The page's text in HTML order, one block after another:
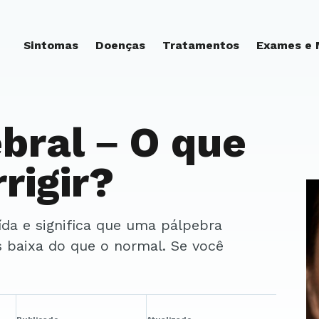
Sintomas Doenças Tratamentos Exames e
– O que
do que o normal. Se você